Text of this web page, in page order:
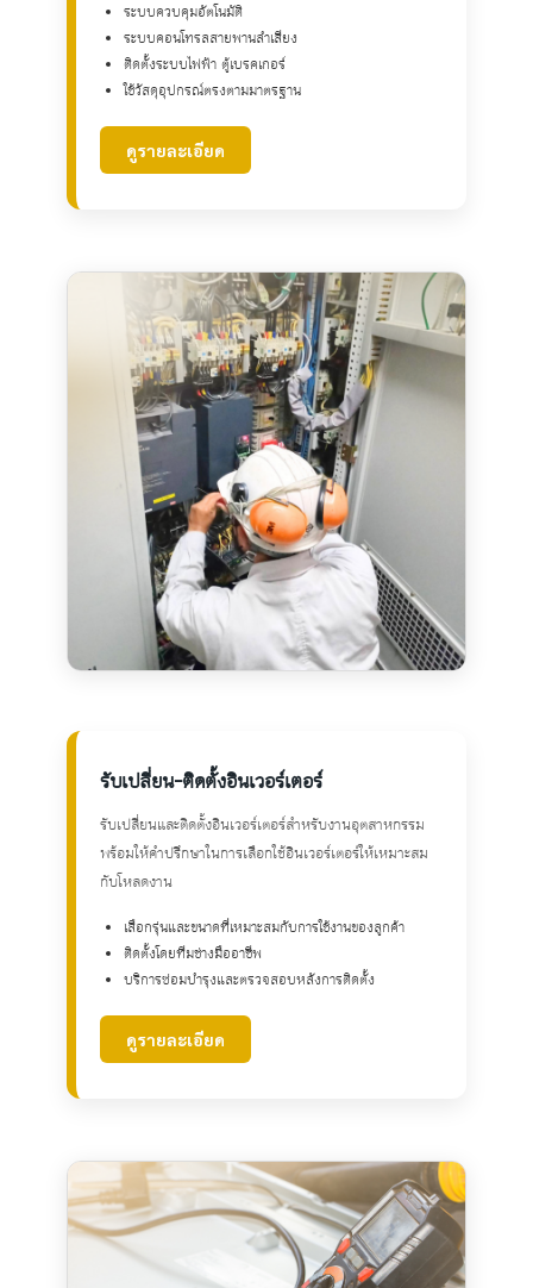
ระบบควบคุมอัตโนมัติ
ระบบคอนโทรลสายพานลำเลียง
ติดตั้งระบบไฟฟ้า ตู้เบรคเกอร์
ใช้วัสดุอุปกรณ์ตรงตามมาตรฐาน
ดูรายละเอียด
รับเปลี่ยน-ติดตั้งอินเวอร์เตอร์
รับเปลี่ยนและติดตั้งอินเวอร์เตอร์สำหรับงานอุตสาหกรรม
พร้อมให้คำปรึกษาในการเลือกใช้อินเวอร์เตอร์ให้เหมาะสม
กับโหลดงาน
เลือกรุ่นและขนาดที่เหมาะสมกับการใช้งานของลูกค้า
ติดตั้งโดยทีมช่างมืออาชีพ
บริการซ่อมบำรุงและตรวจสอบหลังการติดตั้ง
ดูรายละเอียด